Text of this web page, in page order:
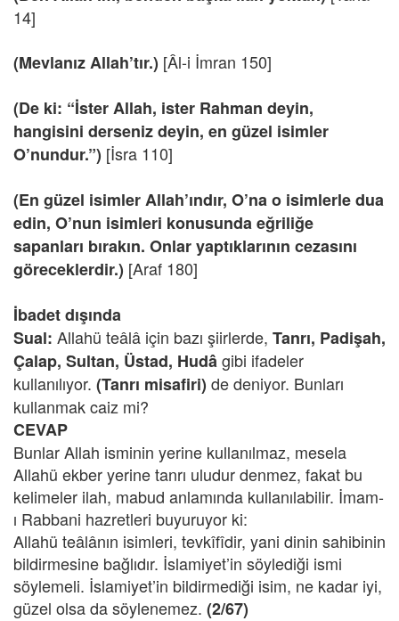
14]
(Mevlanız Allah’tır.) [Âl-i İmran 150]
(De ki: “İster Allah, ister Rahman deyin,
hangisini derseniz deyin, en güzel isimler
O’nundur.”) [İsra 110]
(En güzel isimler Allah’ındır, O’na o isimlerle dua
edin, O’nun isimleri konusunda eğriliğe
sapanları bırakın. Onlar yaptıklarının cezasını
göreceklerdir.) [Araf 180]
İbadet dışında
Sual: Allahü teâlâ için bazı şiirlerde, Tanrı, Padişah,
Çalap, Sultan, Üstad, Hudâgibi ifadeler
kullanılıyor. (Tanrı misafiri) de deniyor. Bunları
kullanmak caiz mi?
CEVAP
Bunlar Allah isminin yerine kullanılmaz, mesela
Allahü ekber yerine tanrı uludur denmez, fakat bu
kelimeler ilah, mabud anlamında kullanılabilir. İmam-
ı Rabbani hazretleri buyuruyor ki:
Allahü teâlânın isimleri, tevkîfîdir, yani dinin sahibinin
bildirmesine bağlıdır. İslamiyet’in söylediği ismi
söylemeli. İslamiyet’in bildirmediği isim, ne kadar iyi,
güzel olsa da söylenemez. (2/67)